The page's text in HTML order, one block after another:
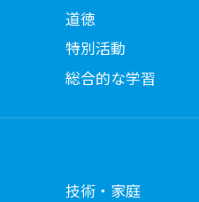
道徳
特別活動
総合的な学習
技術・家庭